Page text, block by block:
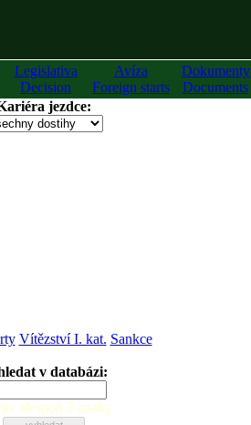
Legislativa
Decision
Avíza
Foreign starts
Dokumenty
Documents
jezdce:
Vítězství I. kat. Sankce
v databázi:
alespoň 2 znaky